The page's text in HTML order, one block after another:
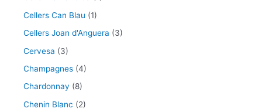
Cellers Can Blau (1)
Cellers Joan d'Anguera (3)
Cervesa (3)
Champagnes (4)
Chardonnay (8)
Chenin Blanc (2)